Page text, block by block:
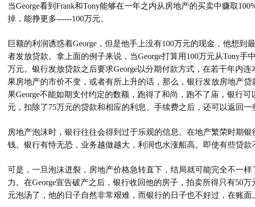
当George看到 Frank和Tony能够在一年之内从房地产的买卖中赚取
掉，能挣更多------100万元。
巨额的利润诱惑着George ，但是他手上没有100万元的现金，他想到
者发放贷款。拿上面的例子来说，当George打算用 100万元从Tony手
万元。银行发放贷款之后要求George以分期付款方式，在若干年内
果房地产的市价不变，或者有所上升的话，那么，银行发放房地产
果George不能如期支付约定的数额，跑得了和尚，跑不了庙，银行
元，扣除了75万元的贷款和相应的利息、手续费之后，还可以返回一
房地产泡沫时，银行往往会得到过于乐观的信息。在地产繁荣时期
钱。银行有恃无恐，业务越做越大，利润也水涨船高。即使有些贷款
可是，一旦泡沫迸裂，房地产价格急转直下，结局就可能完全不一样
力。在George宣告破产之后，银行收回他的房子，拍卖所得只有50万
元泡汤了，他的日子自然非常艰难，而银行的日子也不好过，在账面